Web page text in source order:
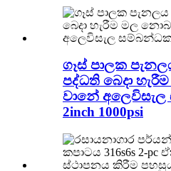
ගෑස් පාලක
පද්ධති බෙදා
වානේ
2inch 1000psi